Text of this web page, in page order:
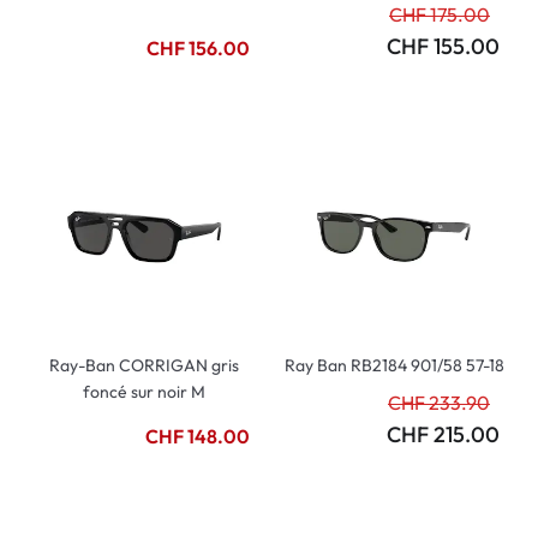
CHF 156.00
CHF 175.00
CHF 155.00
Ray-Ban CORRIGAN gris
foncé sur noir M
CHF 148.00
Ray Ban RB2184 901/58 57-18
CHF 233.90
CHF 215.00